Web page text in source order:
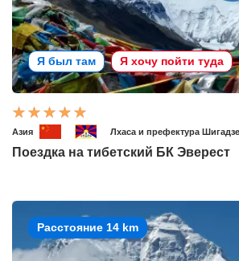
Я был там Я хочу пойти туда
Азия Лхаса и префектура Шигадзе
Поездка на тибетский БК Эверест
Расстояние 14 km